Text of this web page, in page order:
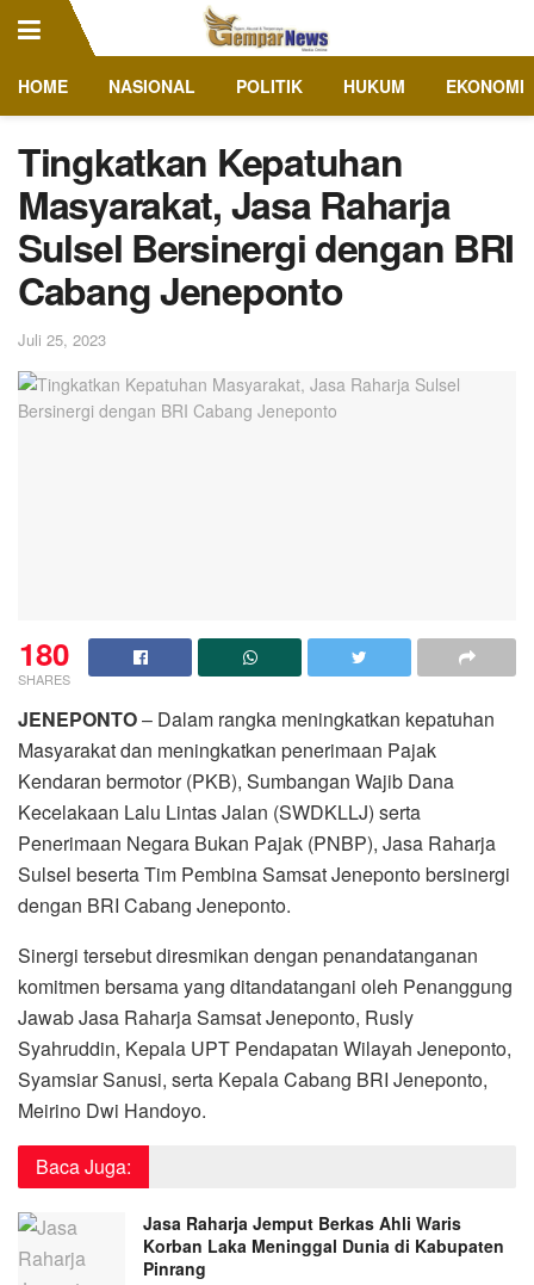
HOME NASIONAL POLITIK HUKUM EKONOMI
Tingkatkan Kepatuhan
Masyarakat, Jasa Raharja
Sulsel Bersinergi dengan BRI
Cabang Jeneponto
Juli 25, 2023
180
SHARES
JENEPONTO– Dalam rangka meningkatkan kepatuhan
Masyarakat dan meningkatkan penerimaan Pajak
Kendaran bermotor (PKB), Sumbangan Wajib Dana
Kecelakaan Lalu Lintas Jalan (SWDKLLJ) serta
Penerimaan Negara Bukan Pajak (PNBP), Jasa Raharja
Sulsel beserta Tim Pembina Samsat Jeneponto bersinergi
dengan BRI Cabang Jeneponto.
Sinergi tersebut diresmikan dengan penandatanganan
komitmen bersama yang ditandatangani oleh Penanggung
Jawab Jasa Raharja Samsat Jeneponto, Rusly
Syahruddin, Kepala UPT Pendapatan Wilayah Jeneponto,
Syamsiar Sanusi, serta Kepala Cabang BRI Jeneponto,
Meirino Dwi Handoyo.
Baca Juga:
Jasa Raharja Jemput Berkas Ahli Waris
Korban Laka Meninggal Dunia di Kabupaten
Pinrang